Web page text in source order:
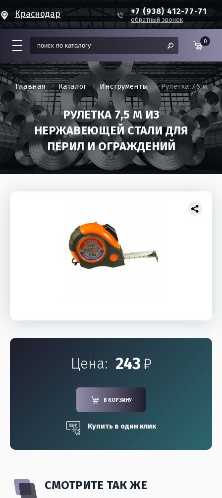
Краснодар +7 (938) 412-77-71
обратный звонок
0
Главная Каталог Инструменты Рулетка 7,5 м
РУЛЕТКА 7,5 М ИЗ
НЕРЖАВЕЮЩЕЙ СТАЛИ ДЛЯ
ПЕРИЛ И ОГРАЖДЕНИЙ
Цена: 243₽
В КОРЗИНУ
Купить в один клик
СМОТРИТЕ ТАК ЖЕ